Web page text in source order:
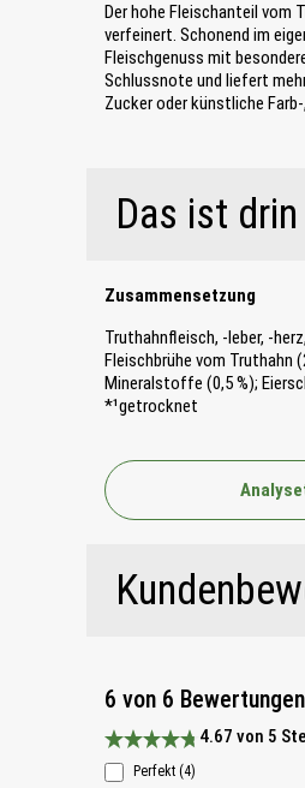
Der hohe Fleischanteil vom
verfeinert. Schonend im
Fleischgenuss mit
Schlussnote und liefert
Zucker oder künstliche
Das ist drin
Zusammensetzung
Truthahnfleisch, -leber, -
Fleischbrühe vom Truthahn
Mineralstoffe (0,5 %);
*¹getrocknet
6 von 6 Bewertungen
Durchschnittliche Bewertung
4.67 von 5
Perfekt (4)